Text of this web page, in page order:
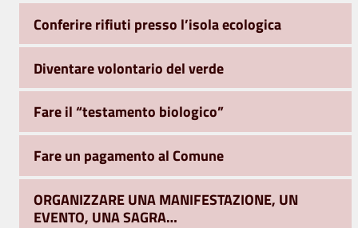
Conferire rifiuti presso l’isola ecologica
Diventare volontario del verde
Fare il “testamento biologico”
Fare un pagamento al Comune
ORGANIZZARE UNA MANIFESTAZIONE, UN
EVENTO, UNA SAGRA…